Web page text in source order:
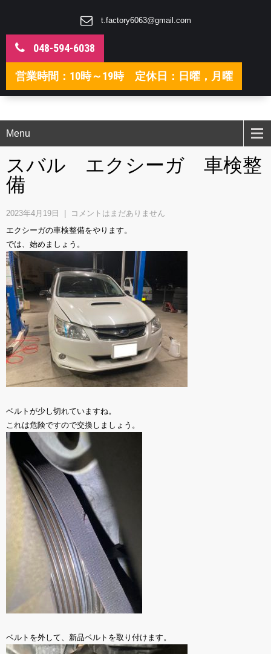
t.factory6063@gmail.com
048-594-6038
営業時間：10時～19時 定休日：日曜，月曜
Menu
スバル エクシーガ 車検整
備
2023年4月19日
コメントはまだありません
エクシーガの車検整備をやります。
では、始めましょう。
ベルトが少し切れていますね。
これは危険ですので交換しましょう。
ベルトを外して、新品ベルトを取り付けます。